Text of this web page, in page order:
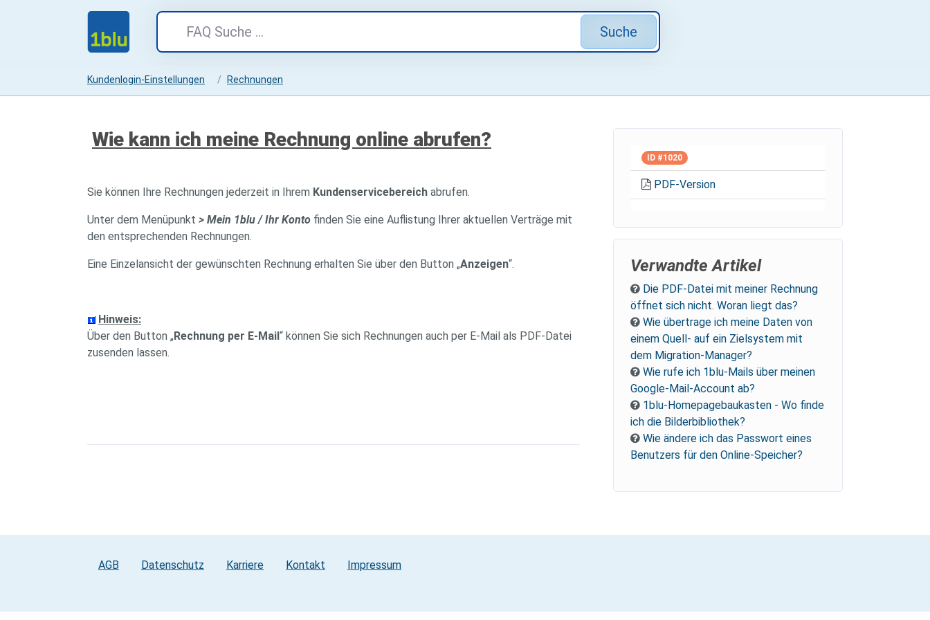
Suche
Kundenlogin-Einstellungen Rechnungen
Wie kann ich meine Rechnung online abrufen?
Sie können Ihre Rechnungen jederzeit in Ihrem Kundenservicebereich abrufen.
Unter dem Menüpunkt > Mein 1blu / Ihr Konto finden Sie eine Auflistung Ihrer aktuellen Verträge mit
den entsprechenden Rechnungen.
Eine Einzelansicht der gewünschten Rechnung erhalten Sie über den Button „Anzeigen“.
Hinweis:
Über den Button „Rechnung per E-Mail“ können Sie sich Rechnungen auch per E-Mail als PDF-Datei
zusenden lassen.
ID #1020
PDF-Version
Verwandte Artikel
Die PDF-Datei mit meiner Rechnung
öffnet sich nicht. Woran liegt das?
Wie übertrage ich meine Daten von
einem Quell- auf ein Zielsystem mit
dem Migration-Manager?
Wie rufe ich 1blu-Mails über meinen
Google-Mail-Account ab?
1blu-Homepagebaukasten - Wo finde
ich die Bilderbibliothek?
Wie ändere ich das Passwort eines
Benutzers für den Online-Speicher?
AGB Datenschutz Karriere Kontakt Impressum